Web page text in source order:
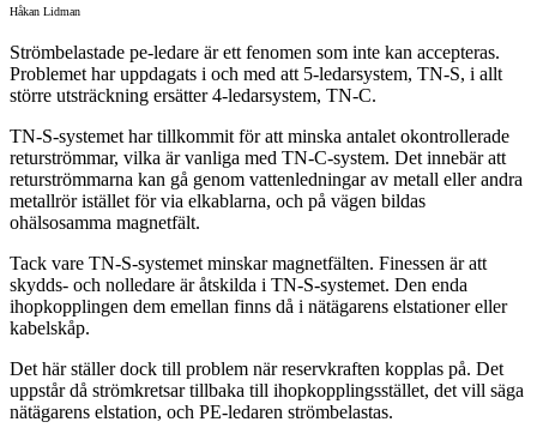
Håkan Lidman
Strömbelastade pe-ledare är ett fenomen som inte kan accepteras.
Problemet har uppdagats i och med att 5-ledarsystem, TN-S, i allt
större utsträckning ersätter 4-ledarsystem, TN-C.
TN-S-systemet har tillkommit för att minska antalet okontrollerade
returströmmar, vilka är vanliga med TN-C-system. Det innebär att
returströmmarna kan gå genom vattenledningar av metall eller andra
metallrör istället för via elkablarna, och på vägen bildas
ohälsosamma magnetfält.
Tack vare TN-S-systemet minskar magnetfälten. Finessen är att
skydds- och nolledare är åtskilda i TN-S-systemet. Den enda
ihopkopplingen dem emellan finns då i nätägarens elstationer eller
kabelskåp.
Det här ställer dock till problem när reservkraften kopplas på. Det
uppstår då strömkretsar tillbaka till ihopkopplingsstället, det vill säga
nätägarens elstation, och PE-ledaren strömbelastas.